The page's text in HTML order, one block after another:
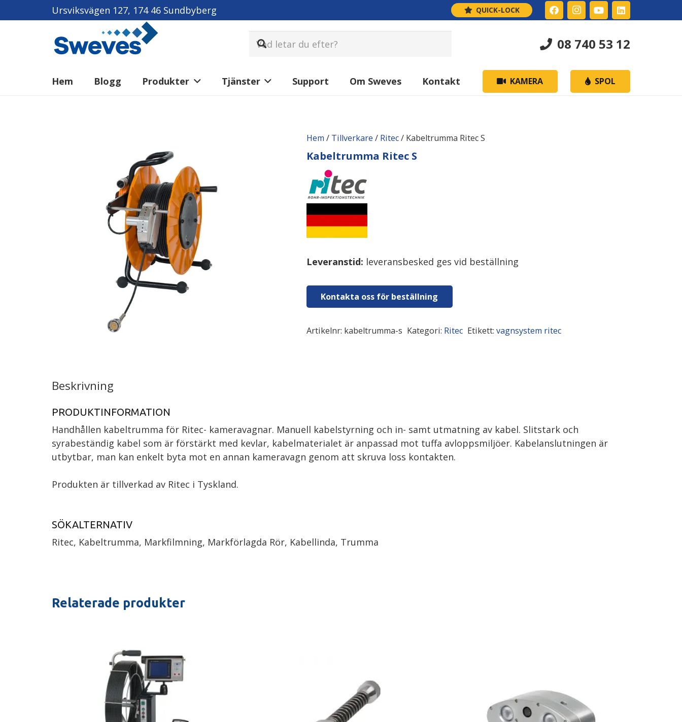
Ursviksvägen 127, 174 46 Sundbyberg QUICK-LOCK
08 740 53 12
Hem Blogg Produkter Tjänster Support Om Sweves Kontakt KAMERA SPOL
Hem / Tillverkare / Ritec/ Kabeltrumma Ritec S
Kabeltrumma Ritec S
Leveranstid: leveransbesked ges vid beställning
Kontakta oss för beställning
Artikelnr: kabeltrumma-s Kategori: Ritec Etikett:vagnsystem ritec
Beskrivning
PRODUKTINFORMATION
Handhållen kabeltrumma för Ritec- kameravagnar. Manuell kabelstyrning och in- samt utmatning av kabel. Slitstark och
syrabeständig kabel som är förstärkt med kevlar, kabelmaterialet är anpassad mot tuffa avloppsmiljöer. Kabelanslutningen är
utbytbar, man kan enkelt byta mot en annan kameravagn genom att skruva loss kontakten.
Produkten är tillverkad av Ritec i Tyskland.
SÖKALTERNATIV
Ritec, Kabeltrumma, Markfilmning, Markförlagda Rör, Kabellinda, Trumma
Relaterade produkter